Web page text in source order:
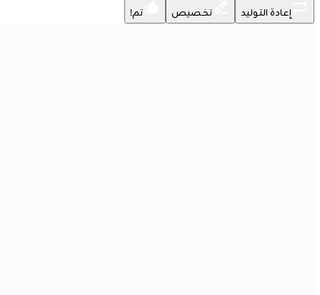
إعادة التوليد
تخصيص تم!